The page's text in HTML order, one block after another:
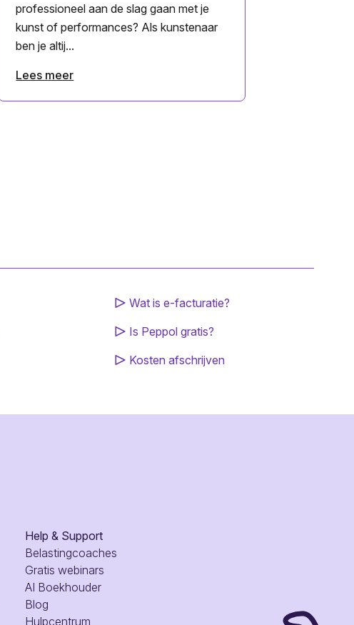
professioneel aan de slag gaan met je
kunst of performances? Als kunstenaar
ben je altij...
Lees meer
Wat is e-facturatie?
Is Peppol gratis?
Kosten afschrijven
Help & Support
Belastingcoaches
Gratis webinars
AI Boekhouder
Blog
Hulpcentrum